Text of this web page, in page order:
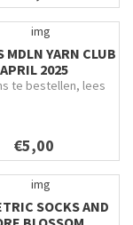
MDLN YARN CLUB
APRIL 2025
te bestellen, lees
€5,00
SOCKS AND